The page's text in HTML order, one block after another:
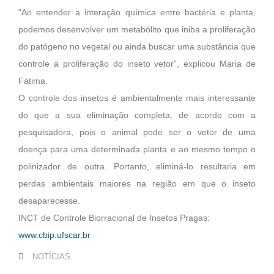
“Ao entender a interação química entre bactéria e planta,
podemos desenvolver um metabólito que iniba a proliferação
do patógeno no vegetal ou ainda buscar uma substância que
controle a proliferação do inseto vetor”, explicou Maria de
Fátima.
O controle dos insetos é ambientalmente mais interessante
do que a sua eliminação completa, de acordo com a
pesquisadora, pois o animal pode ser o vetor de uma
doença para uma determinada planta e ao mesmo tempo o
polinizador de outra. Portanto, eliminá-lo resultaria em
perdas ambientais maiores na região em que o inseto
desaparecesse.
INCT de Controle Biorracional de Insetos Pragas:
www.cbip.ufscar.br
NOTÍCIAS